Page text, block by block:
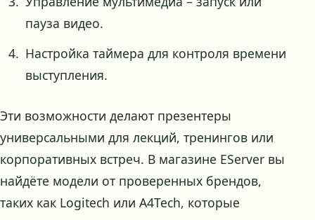
пауза видео.
Настройка таймера для контроля времени
выступления.
Эти возможности делают презентеры
универсальными для лекций, тренингов или
корпоративных встреч. В магазине EServer вы
найдёте модели от проверенных брендов,
таких как Logitech или A4Tech, которые